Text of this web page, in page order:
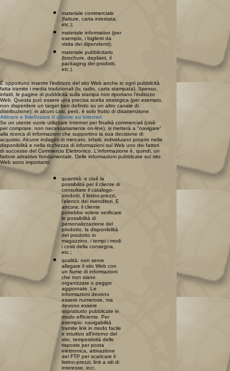
materiale commerciale
(fatture, carta intestata,
etc.);
materiale informativo (per
esempio, i biglietti da
visita dei dipendenti);
materiale pubblicitario
(brochure, depliant, il
packaging dei prodotti,
etc.).
È opportuno inserire l'indirizzo del sito Web anche in ogni pubblicità
fatta tramite i media tradizionali (tv, radio, carta stampata). Spesso,
infatti, le pagine di pubblicità sulla stampa non riportano l'indirizzo
Web. Questa può essere una precisa scelta strategica (per esempio,
non disperdere un target ben definito su un altro canale di
distribuzione): in alcuni casi, però, è solo frutto di disattenzione.
Attirare e fidelizzare il cliente su Internet
Se un utente vuole utilizzare Internet per finalità commerciali (cioè
per comprare, non necessariamente on-line), si metterà a "navigare"
alla ricerca di informazioni che supportino la sua decisione di
acquisto. Alcune indagini di mercato, infatti, individuano proprio nella
disponibilità e nella ricchezza di informazioni sul Web uno dei fattori
di successo del Commercio Elettronico. L'informazione è, quindi, un
fattore attrattivo fondamentale. Delle informazioni pubblicate sul sito
Web sono importanti:
quantità: e cioè la
possibilità per il cliente di
consultare il catalogo-
prodotti, il listino-prezzi,
l'elenco dei rivenditori. E
ancora: il cliente
potrebbe volere verificare
le possibilità di
personalizzazione del
prodotto, la disponibilità
del prodotto in
magazzino, i tempi i modi
i costi della consegna,
etc.;
qualità: non serve
allagare il sito Web con
un fiume di informazioni
che non siano
organizzate o peggio
aggiornate. Le
informazioni devono
essere numerose, ma
devono essere
soprattutto pubblicate in
modo efficiente. Per
esempio: navigabilità
tramite link in modo facile
e intuitivo all'interno del
sito, tempestività delle
risposte per posta
elettronica, attivazione
del FTP per scaricare il
listino-prezzi, link a siti di
interesse, ecc.